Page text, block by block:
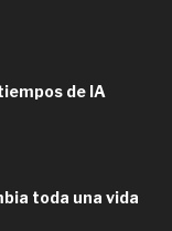
de IA
toda una vida